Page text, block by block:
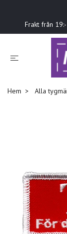
Frakt från
Hem Alla